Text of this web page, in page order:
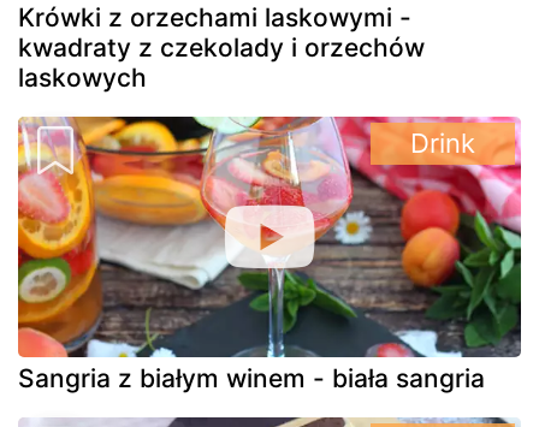
Krówki z orzechami laskowymi -
kwadraty z czekolady i orzechów
laskowych
Sangria z białym winem - biała sangria
Drink